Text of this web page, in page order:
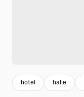
hotel halle